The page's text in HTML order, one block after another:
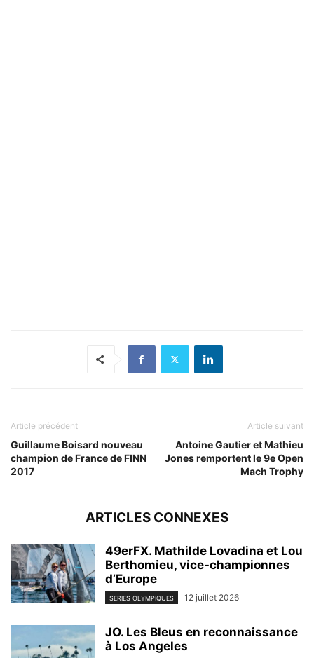
Article précédent
Guillaume Boisard nouveau
champion de France de FINN
2017
Article suivant
Antoine Gautier et Mathieu
Jones remportent le 9e Open
Mach Trophy
ARTICLES CONNEXES
49erFX. Mathilde Lovadina et Lou
Berthomieu, vice-championnes
d’Europe
SERIES OLYMPIQUES 12 juillet 2026
JO. Les Bleus en reconnaissance
à Los Angeles